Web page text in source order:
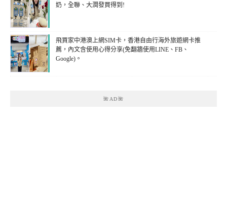
奶，全聯、大潤發買得到!
飛買家中港澳上網SIM卡，香港自由行海外旅遊網卡推
薦，內文含使用心得分享(免翻牆使用LINE、FB、
Google)。
🌺AD🌺